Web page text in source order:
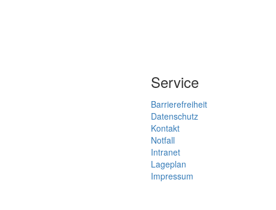
Service
Barrierefreiheit
Datenschutz
Kontakt
Notfall
Intranet
Lageplan
Impressum